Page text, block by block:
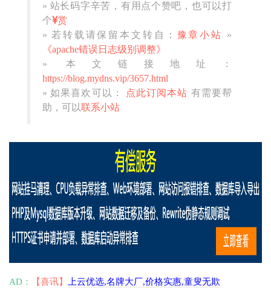
» 站长码字辛苦，有用点个赞吧，也可以打
个 赏
» 若转载请保留本文转自： 豫章小站
»
《apache错误日志级别调整》
» 本文链接地址：
https://blog.mydns.vip/3657.html
» 如果喜欢可以：
点此订阅本站 有需要帮
助，可以联系小站
AD： 【喜讯】 上云优选,名牌大厂,价格实惠,童叟无欺